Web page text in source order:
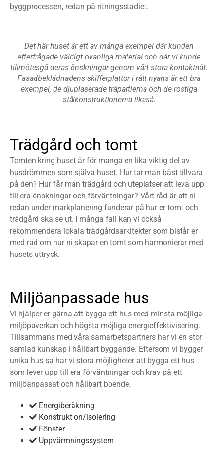
byggprocessen, redan på ritningsstadiet.
Det här huset är ett av många exempel där kunden
efterfrågade väldigt ovanliga material och där vi kunde
tillmötesgå deras önskningar genom vårt stora kontaktnät.
Fasadbeklädnadens skifferplattor i rätt nyans är ett bra
exempel, de djuplaserade träpartierna och de rostiga
stålkonstruktionerna likaså.
Trädgård och tomt
Tomten kring huset är för många en lika viktig del av
husdrömmen som själva huset. Hur tar man bäst tillvara
på den? Hur får man trädgård och uteplatser att leva upp
till era önskningar och förväntningar? Vårt råd är att ni
redan under markplanering funderar på hur er tomt och
trädgård ska se ut. I många fall kan vi också
rekommendera lokala trädgårdsarkitekter som bistår er
med råd om hur ni skapar en tomt som harmonierar med
husets uttryck.
Miljöanpassade hus
Vi hjälper er gärna att bygga ett hus med minsta möjliga
miljöpåverkan och högsta möjliga energieffektivisering.
Tillsammans med våra samarbetspartners har vi en stor
samlad kunskap i hållbart byggande. Eftersom vi bygger
unika hus så har vi stora möjligheter att bygga ett hus
som lever upp till era förväntningar och krav på ett
miljöanpassat och hållbart boende.
Energiberäkning
Konstruktion/isolering
Fönster
Uppvärmningssystem